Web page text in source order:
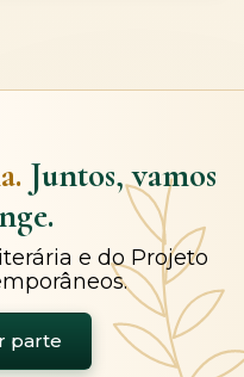
Juntos, vamos
e do Projeto
parte